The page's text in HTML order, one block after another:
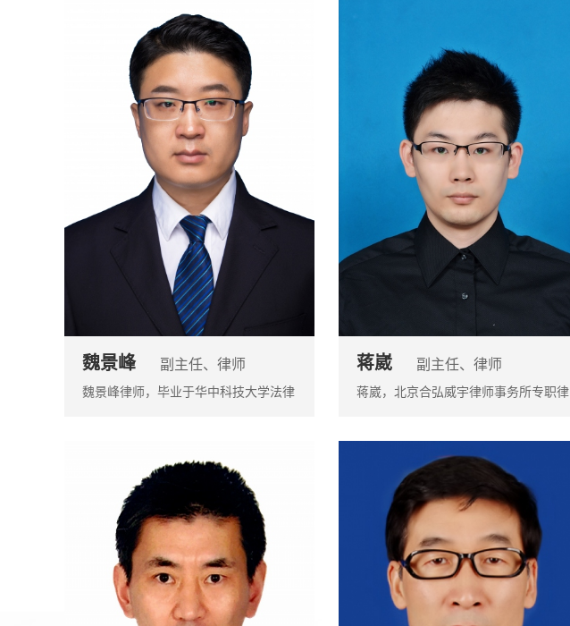
魏景峰 副主任、律师
魏景峰律师，毕业于华中科技大学法律
蒋崴 副主任、律师
蒋崴，北京合弘威宇律师事务所专职律